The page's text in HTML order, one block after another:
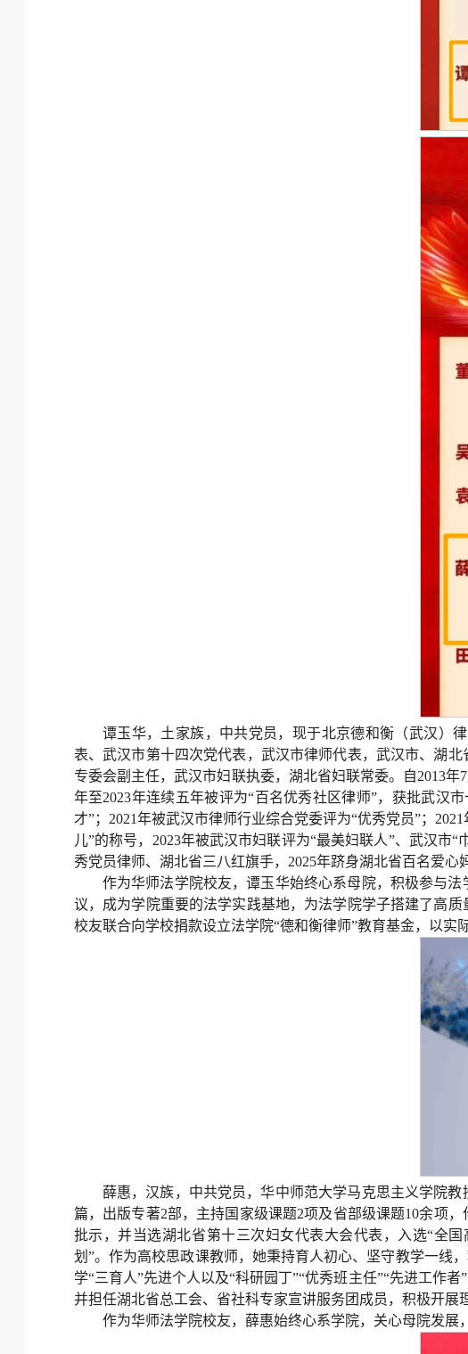
谭玉华，土家族，中共党员，现于北京德和衡（武汉）
表、武汉市第十四次党代表，武汉市律师代表，武汉市、湖
专委会副主任，武汉市妇联执委，湖北省妇联常委。自2013
年至2023年连续五年被评为“百名优秀社区律师”，获批武汉
才”；2021年被武汉市律师行业综合党委评为“优秀党员”；
儿”的称号，2023年被武汉市妇联评为“最美妇联人”、武汉市
秀党员律师、湖北省三八红旗手，2025年跻身湖北省百名爱心
作为华师法学院校友，谭玉华始终心系母院，积极参与
议，成为学院重要的法学实践基地，为法学院学子搭建了高
校友联合向学校捐款设立法学院“德和衡律师”教育基金，以实
薛惠，汉族，中共党员，华中师范大学马克思主义学院
篇，出版专著2部，主持国家级课题2项及省部级课题10余项
批示，并当选湖北省第十三次妇女代表大会代表，入选“全
划”。作为高校思政课教师，她秉持育人初心、坚守教学一线
学“三育人”先进个人以及“科研园丁”“优秀班主任”“先进工作
并担任湖北省总工会、省社科专家宣讲服务团成员，积极开展
作为华师法学院校友，薛惠始终心系学院，关心母院发展